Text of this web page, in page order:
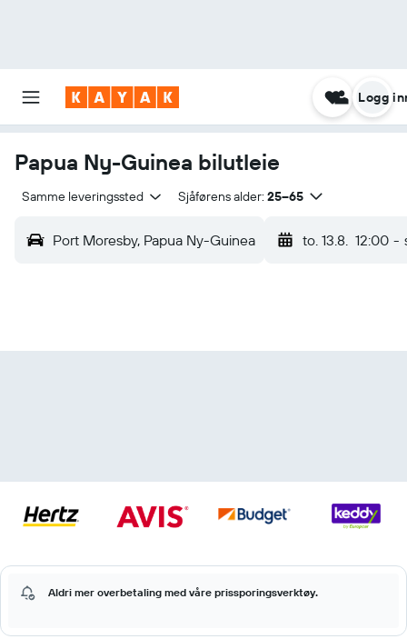
Logg
Papua Ny-Guinea bilutleie
Samme leveringssted Sjåførens alder: 25–65
Port Moresby, Papua Ny-Guinea to. 13.8. 12:00 -
Aldri mer overbetaling med våre prissporingsverktøy.